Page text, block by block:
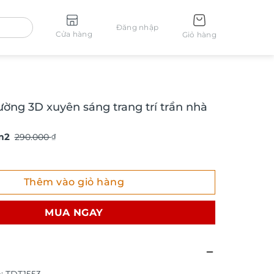
Cửa hàng
Đăng nhập
Giỏ hàng
3D xuyên sáng trang trí trần nhà
290.000₫
3D xuyên sáng trang trí trần nhà TDT1553 số lượng
Thêm vào giỏ hàng
MUA NGAY